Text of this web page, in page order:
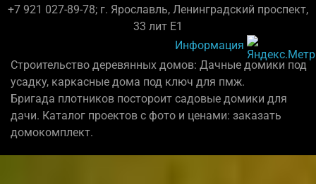
+7 921 027-89-78; г. Ярославль, Ленинградский проспект,
33 лит Е1
Информация
Строительство деревянных домов: Дачные домики под
усадку, каркасные дома под ключ для пмж.
Бригада плотников постороит садовые домики для
дачи. Каталог проектов с фото и ценами: заказать
домокомплект.